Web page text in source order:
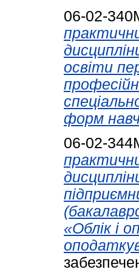
06-02-
освіти
форм
06-02-
«Облік і